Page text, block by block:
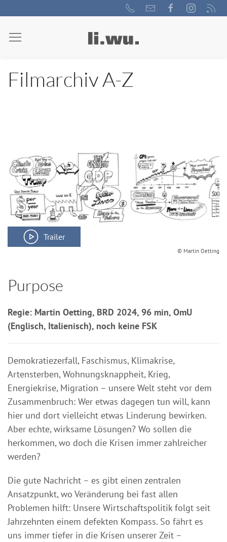
Filmarchiv A-Z
Trailer
© Martin Oetting
Purpose
Regie: Martin Oetting, BRD 2024, 96 min, OmU
(Englisch, Italienisch), noch keine FSK
Demokratiezerfall, Faschismus, Klimakrise,
Artensterben, Wohnungsknappheit, Krieg,
Energiekrise, Migration – unsere Welt steht vor dem
Zusammenbruch: Wer etwas dagegen tun will, kann
hier und dort vielleicht etwas Linderung bewirken.
Aber echte, wirksame Lösungen? Wo sollen die
herkommen, wo doch die Krisen immer zahlreicher
werden?
Die gute Nachricht – es gibt einen zentralen
Ansatzpunkt, wo Veränderung bei fast allen
Problemen hilft: Unsere Wirtschaftspolitik folgt seit
Jahrzehnten einem defekten Kompass. So fährt es
uns immer tiefer in die Krisen unserer Zeit –